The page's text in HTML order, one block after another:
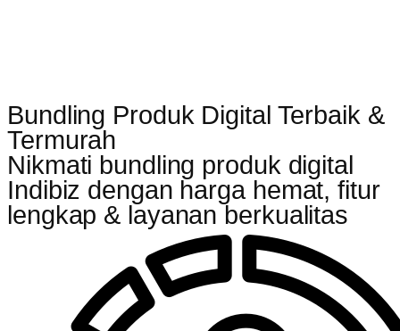
Bundling Produk Digital Terbaik &
Termurah
Nikmati bundling produk digital
Indibiz dengan harga hemat, fitur
lengkap & layanan berkualitas